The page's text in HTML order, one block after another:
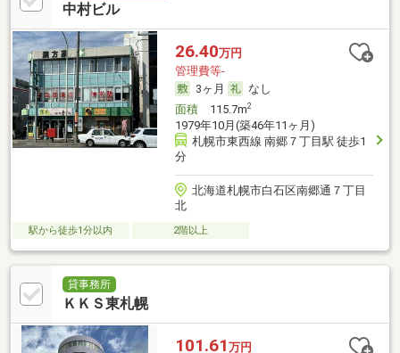
中村ビル
26.40万円
管理費等-
3ヶ月
なし
面積115.7m2
1979年10月(築46年11ヶ月)
札幌市東西線 南郷７丁目駅 徒歩1
分
北海道札幌市白石区南郷通７丁目
北
駅から徒歩1分以内 2階以上
貸事務所
ＫＫＳ東札幌
101.61 万円